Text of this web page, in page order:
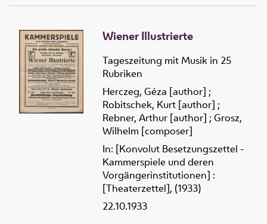
Wiener Illustrierte
Tageszeitung mit Musik in 25
Rubriken
Herczeg, Géza [author] ;
Robitschek, Kurt [author] ;
Rebner, Arthur [author] ; Grosz,
Wilhelm [composer]
In: [Konvolut Besetzungszettel -
Kammerspiele und deren
Vorgängerinstitutionen] :
[Theaterzettel], (1933)
22.10.1933